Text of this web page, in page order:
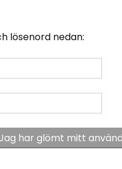
lösenord nedan:
Jag har glömt mitt